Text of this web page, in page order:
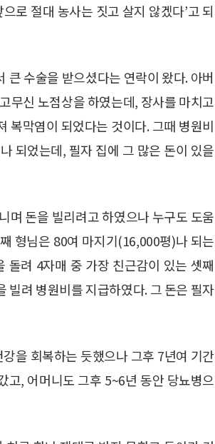
로 절대 농사는 짓고 살지 않겠다’고 되
수술을 받으셨다는 연락이 왔다. 아버
무신 노점상을 하였는데, 장사를 마치고
복막염이 되었다는 것이다. 그때 병원비
되었는데, 필자 집에 그 많은 돈이 있을
며 돈을 빌리려고 하였으나 누구도 도움
형님은 80여 마지기(16,000평)나 되는
돌려 4자매 중 가장 친근감이 있는 셋째
빌려 병원비를 지급하였다. 그 돈은 필자
을 회복하는 듯했으나 그후 7년여 기간
고, 어머니도 그후 5~6년 동안 당뇨병으